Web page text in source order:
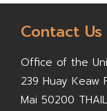
Contact Us
Office of the
239 Huay Keaw
Mai 50200